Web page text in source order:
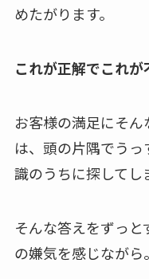
めたがります。
これが正解でこれが
お客様の満足にそ
は、頭の片隅でう
識のうちに探してし
そんな答えをずっ
の嫌気を感じながら。